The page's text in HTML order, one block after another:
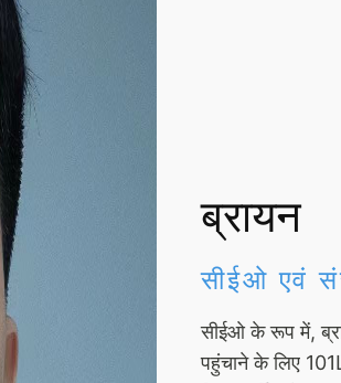
ब्रायन
सीईओ एवं
सीईओ के रूप में,
पहुंचाने के लिए